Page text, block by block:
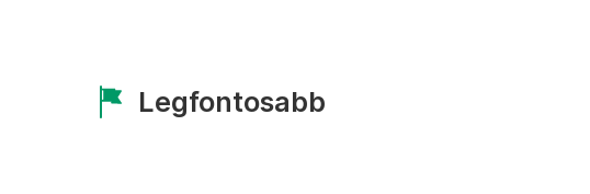
Legfontosabb